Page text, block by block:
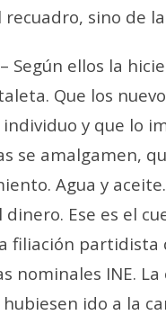
sino de
Según ellos la
Que los
y que lo
se amalgamen,
Agua y
Ese es el
filiación partidista
nominales INE.
ido a la